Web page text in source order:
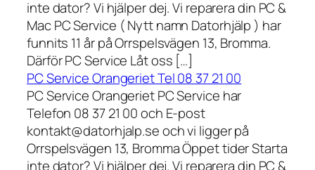
inte dator? Vi hjälper dej. Vi reparera din PC &
Mac PC Service ( Nytt namn Datorhjälp ) har
funnits 11 år på Orrspelsvägen 13, Bromma.
Därför PC Service Låt oss […]
PC Service Orangeriet Tel 08 37 21 00
PC Service Orangeriet PC Service har
Telefon 08 37 21 00 och E-post
kontakt@datorhjalp.se och vi ligger på
Orrspelsvägen 13, Bromma Öppet tider Starta
inte dator? Vi hjälper dej. Vi reparera din PC &